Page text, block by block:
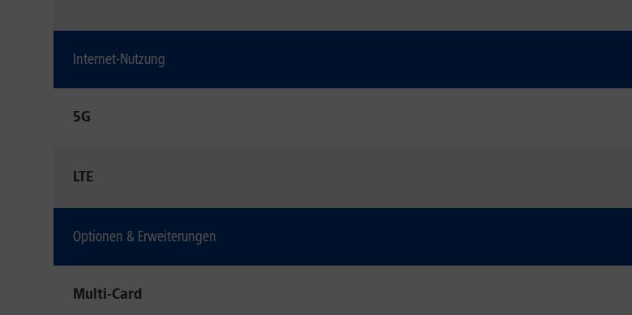
Internet-Nutzung
5G
LTE
Optionen & Erweiterungen
Multi-Card